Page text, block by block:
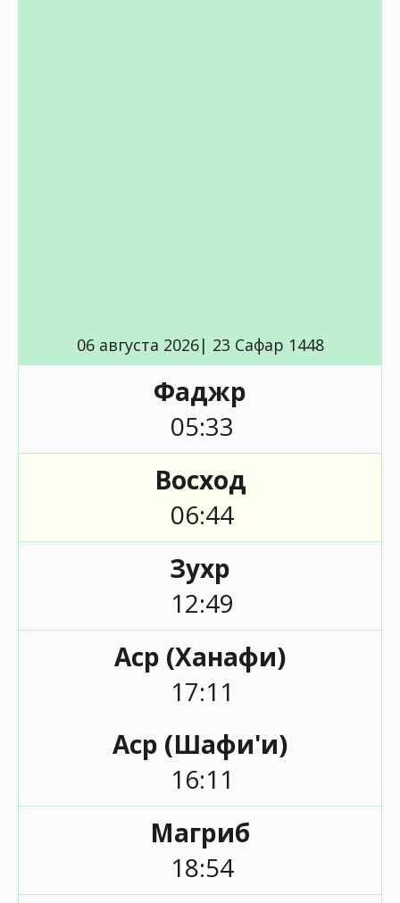
06 августа 2026| 23 Сафар 1448
Фаджр
05:33
Восход
06:44
Зухр
12:49
Аср (Ханафи)
17:11
Аср (Шафи'и)
16:11
Магриб
18:54